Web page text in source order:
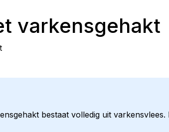
varkensgehakt
bestaat volledig uit